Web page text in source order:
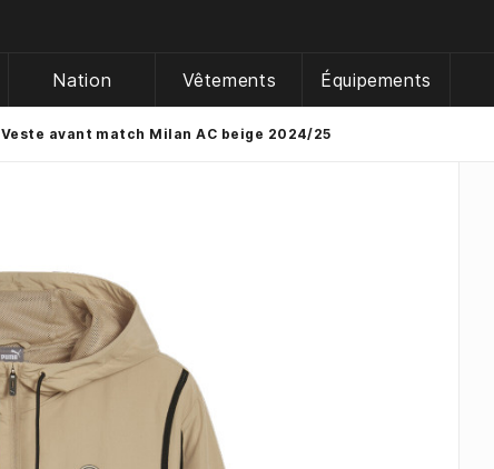
Nation Vêtements Équipements
Veste avant match Milan AC beige 2024/25